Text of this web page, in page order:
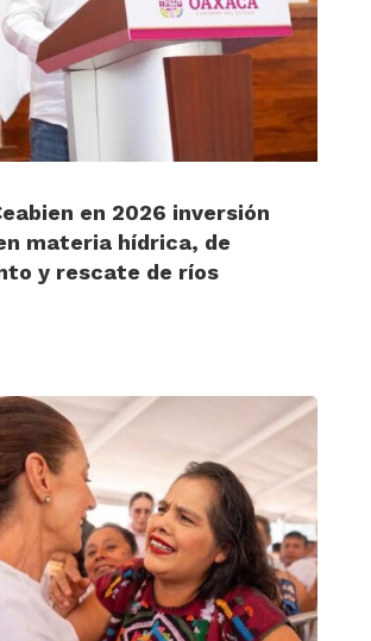
en 2026 inversión
materia hídrica, de
y rescate de ríos